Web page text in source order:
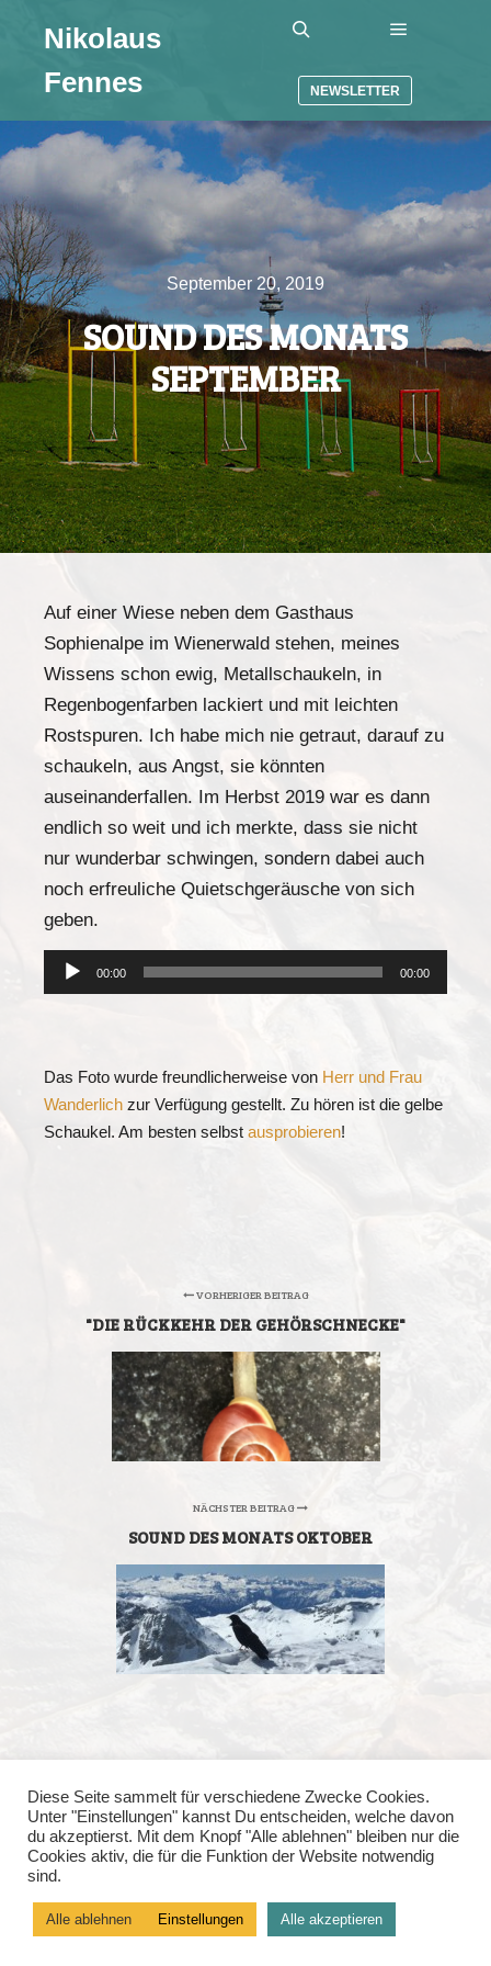
Nikolaus
Fennes
NEWSLETTER
September 20, 2019
SOUND DES MONATS
SEPTEMBER
Auf einer Wiese neben dem Gasthaus
Sophienalpe im Wienerwald stehen, meines
Wissens schon ewig, Metallschaukeln, in
Regenbogenfarben lackiert und mit leichten
Rostspuren. Ich habe mich nie getraut, darauf zu
schaukeln, aus Angst, sie könnten
auseinanderfallen. Im Herbst 2019 war es dann
endlich so weit und ich merkte, dass sie nicht
nur wunderbar schwingen, sondern dabei auch
noch erfreuliche Quietschgeräusche von sich
geben.
Audio-
Player
00:00 00:00
Das Foto wurde freundlicherweise von Herr und Frau
Wanderlich zur Verfügung gestellt. Zu hören ist die gelbe
Schaukel. Am besten selbst ausprobieren!
VORHERIGER BEITRAG
"DIE RÜCKKEHR DER GEHÖRSCHNECKE"
NÄCHSTER BEITRAG
SOUND DES MONATS OKTOBER
Nikolaus Fennes- Erfahrungslernen | MBSR | Zuhören
Impressum
Datenschutzerklärung
Diese Seite sammelt für verschiedene Zwecke Cookies.
Unter "Einstellungen" kannst Du entscheiden, welche davon
du akzeptierst. Mit dem Knopf "Alle ablehnen" bleiben nur die
Cookies aktiv, die für die Funktion der Website notwendig
sind.
Alle ablehnen Einstellungen Alle akzeptieren